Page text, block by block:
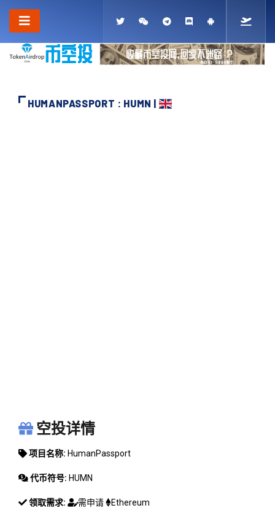
HUMANPASSPORT : HUMN |
空投详情
项目名称: HumanPassport
代币符号: HUMN
领取需求: 需申请 Ethereum